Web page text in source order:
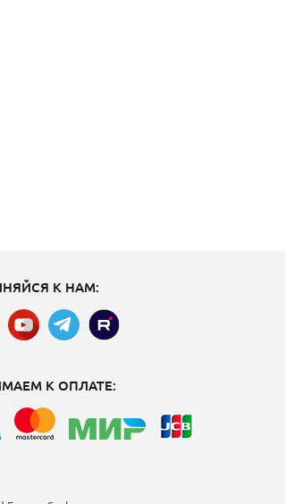
К НАМ:
К ОПЛАТЕ: